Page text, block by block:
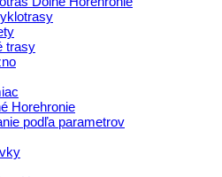
trasy
Horehronie
podľa parametrov